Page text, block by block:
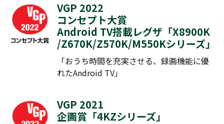
VGP 2022
コンセプト大賞
Android TV搭載レグザ「X8900K
/Z670K/Z570K/M550Kシリーズ」
「おうち時間を充実させる、録画機能に優
れたAndroid TV」
VGP 2021
企画賞「4KZシリーズ」